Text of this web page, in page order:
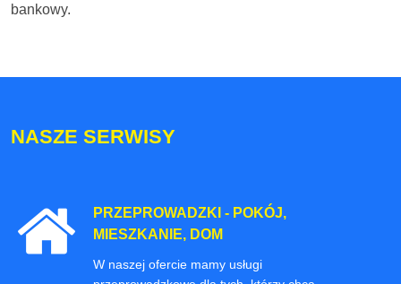
bankowy.
NASZE SERWISY
PRZEPROWADZKI - POKÓJ,
MIESZKANIE, DOM
W naszej ofercie mamy usługi